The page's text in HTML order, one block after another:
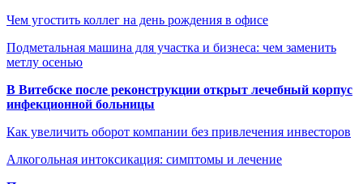
Чем угостить коллег на день рождения в офисе
Подметальная машина для участка и бизнеса: чем заменить
метлу осенью
В Витебске после реконструкции открыт лечебный корпус
инфекционной больницы
Как увеличить оборот компании без привлечения инвесторов
Алкогольная интоксикация: симптомы и лечение